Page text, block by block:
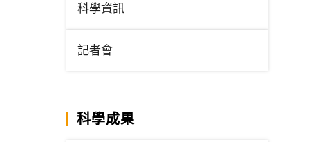
科學資訊
記者會
科學成果